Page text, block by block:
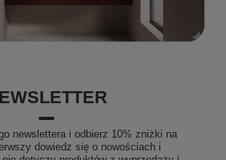
newslettera i odbierz 10% zniżki na
dowiedz się o nowościach i